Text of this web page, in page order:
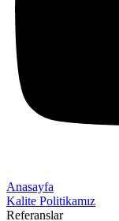
Anasayfa
Kalite Politikamız
Referanslar